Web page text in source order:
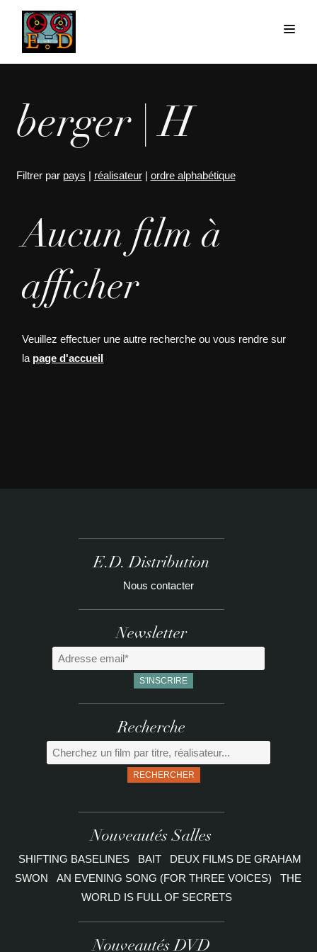
berger | H
Filtrer par pays | réalisateur| ordre alphabétique
Aucun film à
afficher
Veuillez effectuer une autre recherche ou vous rendre sur
la page d'accueil
E.D. Distribution
Nous contacter
Newsletter
Recherche
RECHERCHER
Nouveautés Salles
SHIFTING BASELINES BAIT
DEUX FILMS DE GRAHAM
SWON
AN EVENING SONG (FOR THREE VOICES)
THE
WORLD IS FULL OF SECRETS
Nouveautés DVD